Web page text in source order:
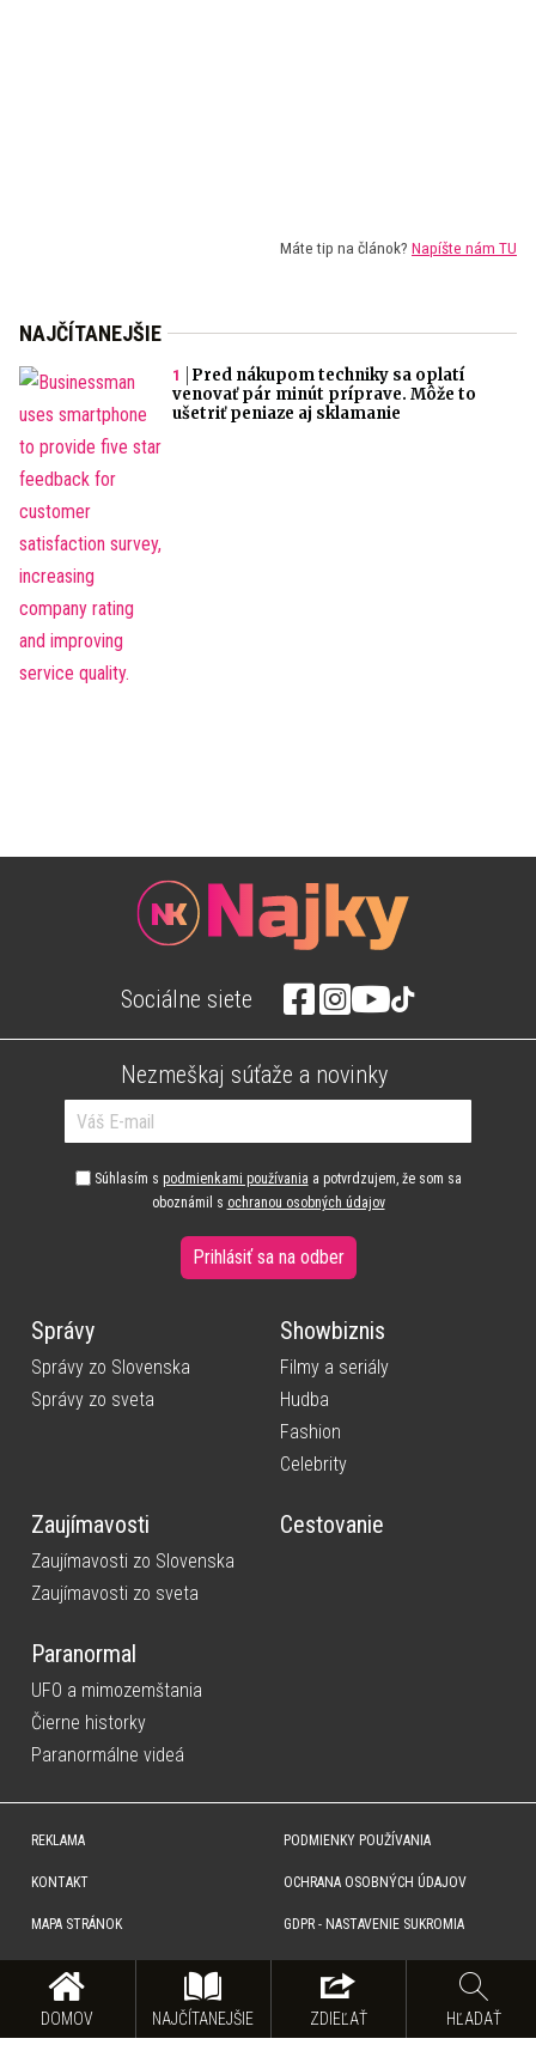
DOMOV NAJČÍTANEJŠIE ZDIEĽAŤ HĽADAŤ
Máte tip na článok? Napíšte nám TU
NAJČÍTANEJŠIE
Pred nákupom techniky sa oplatí
venovať pár minút príprave. Môže to
ušetriť peniaze aj sklamanie
Sociálne siete
Nezmeškaj súťaže a novinky
Súhlasím s podmienkami používania a potvrdzujem, že som sa
oboznámil s ochranou osobných údajov
Prihlásiť sa na odber
Správy
Správy zo Slovenska
Správy zo sveta
Showbiznis
Filmy a seriály
Hudba
Fashion
Celebrity
Zaujímavosti
Zaujímavosti zo Slovenska
Zaujímavosti zo sveta
Cestovanie
Paranormal
UFO a mimozemštania
Čierne historky
Paranormálne videá
REKLAMA
KONTAKT
MAPA STRÁNOK
PODMIENKY POUŽÍVANIA
OCHRANA OSOBNÝCH ÚDAJOV
GDPR - NASTAVENIE SUKROMIA
súhlas na rozmnožovanie, šírenie a na verejný prenos obsahu. Na tejto stránke môžu byť umiestnené reklamné
odkazy, alebo reklamné produkty.